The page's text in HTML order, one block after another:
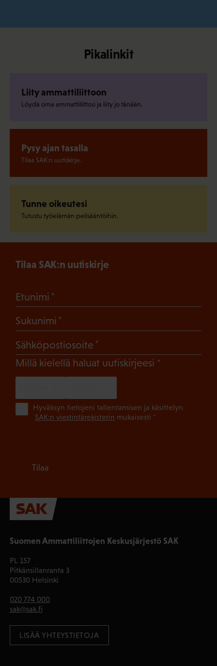
Pikalinkit
Liity ammattiliittoon
Löydä oma ammattiliittosi ja liity jo tänään.
Pysy ajan tasalla
Tilaa SAK:n uutiskirje.
Tunne oikeutesi
Tutustu työelämän pelisääntöihin.
Suomen Ammattiliittojen Keskusjärjestö SAK
PL 157
Pitkänsillanranta 3
00530 Helsinki
020 774 000
sak@sak.fi
LISÄÄ YHTEYSTIETOJA
Tilaa SAK:n uutiskirje
Etunimi
Sukunimi
Sähköpostiosoite
Millä kielellä haluat uutiskirjeesi (Pakollinen)
Hyväksyn tietojeni tallentamisen ja käsittelyn
SAK:n viestintärekisterin mukaisesti *
Tilaa